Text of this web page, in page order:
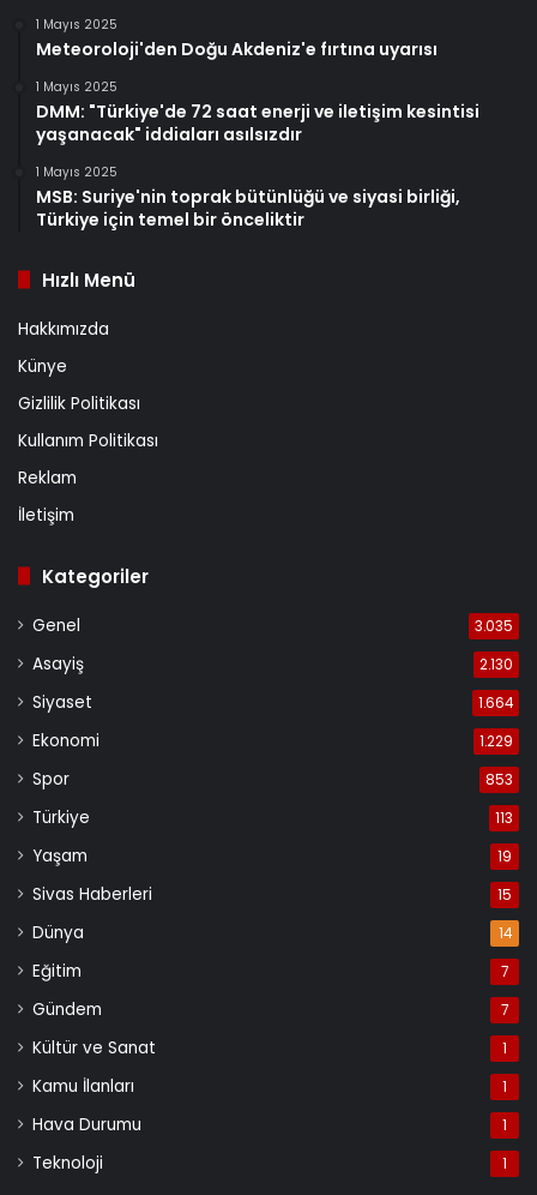
1 Mayıs 2025
Meteoroloji'den Doğu Akdeniz'e fırtına uyarısı
1 Mayıs 2025
DMM: "Türkiye'de 72 saat enerji ve iletişim kesintisi
yaşanacak" iddiaları asılsızdır
1 Mayıs 2025
MSB: Suriye'nin toprak bütünlüğü ve siyasi birliği,
Türkiye için temel bir önceliktir
Hızlı Menü
Hakkımızda
Künye
Gizlilik Politikası
Kullanım Politikası
Reklam
İletişim
Kategoriler
Genel 3.035
Asayiş 2.130
Siyaset 1.664
Ekonomi 1.229
Spor 853
Türkiye 113
Yaşam 19
Sivas Haberleri 15
Dünya 14
Eğitim 7
Gündem 7
Kültür ve Sanat 1
Kamu İlanları 1
Hava Durumu 1
Teknoloji 1